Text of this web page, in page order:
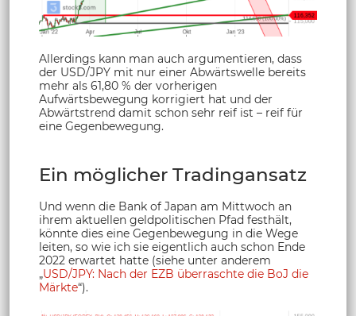
Allerdings kann man auch argumentieren, dass
der USD/JPY mit nur einer Abwärtswelle bereits
mehr als 61,80 % der vorherigen
Aufwärtsbewegung korrigiert hat und der
Abwärtstrend damit schon sehr reif ist – reif für
eine Gegenbewegung.
Ein möglicher Tradingansatz
Und wenn die Bank of Japan am Mittwoch an
ihrem aktuellen geldpolitischen Pfad festhält,
könnte dies eine Gegenbewegung in die Wege
leiten, so wie ich sie eigentlich auch schon Ende
2022 erwartet hatte (siehe unter anderem
„USD/JPY: Nach der EZB überraschte die BoJ die
Märkte“).